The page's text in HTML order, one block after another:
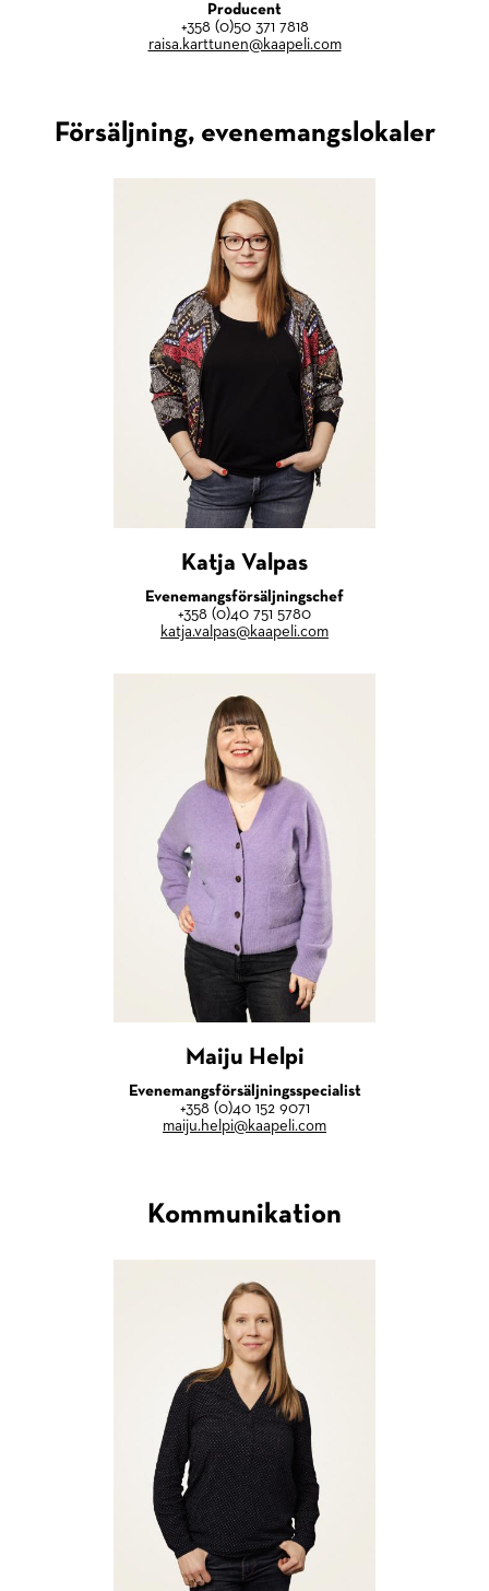
Producent
+358 (0)50 371 7818
raisa.karttunen@kaapeli.com
Försäljning, evenemangslokaler
Katja Valpas
Evenemangsförsäljningschef
+358 (0)40 751 5780
katja.valpas@kaapeli.com
Maiju Helpi
Evenemangsförsäljningsspecialist
+358 (0)40 152 9071
maiju.helpi@kaapeli.com
Kommunikation